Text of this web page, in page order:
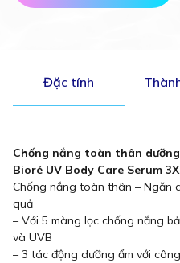
Đặc tính
Chống nắng toàn thân
Bioré UV Body Care Serum
Chống nắng toàn thân – Ngăn
quả
– Với 5 màng lọc chống nắng
và UVB
– 3 tác động dưỡng ẩm với